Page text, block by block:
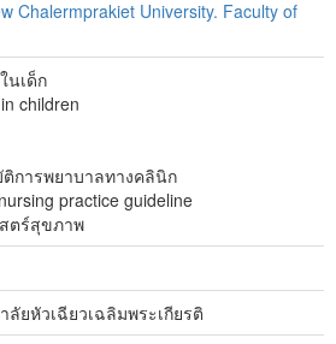
Chalermprakiet University. Faculty of
นเด็ก
children
การพยาบาลทางคลินิก
practice guideline
ตร์สุขภาพ
ลัยหัวเฉียวเฉลิมพระเกียรติ